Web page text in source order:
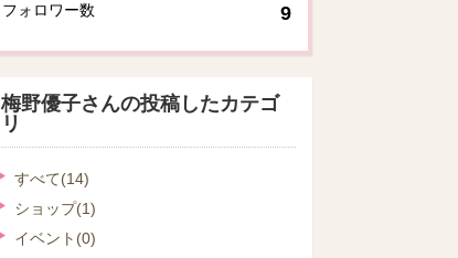
フォロワー数 9
梅野優子さんの投稿したカテゴ
リ
すべて(14)
ショップ(1)
イベント (0)